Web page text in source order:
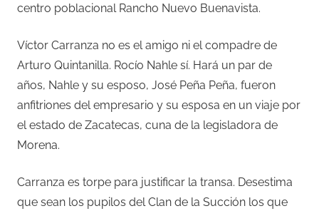
centro poblacional Rancho Nuevo Buenavista.
Víctor Carranza no es el amigo ni el compadre de
Arturo Quintanilla. Rocío Nahle sí. Hará un par de
años, Nahle y su esposo, José Peña Peña, fueron
anfitriones del empresario y su esposa en un viaje por
el estado de Zacatecas, cuna de la legisladora de
Morena.
Carranza es torpe para justificar la transa. Desestima
que sean los pupilos del Clan de la Succión los que